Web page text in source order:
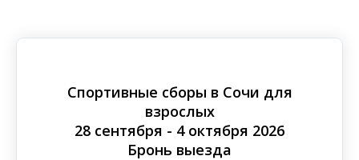
Спортивные сборы в Сочи для
взрослых
28 сентября - 4 октября 2026
Бронь выезда